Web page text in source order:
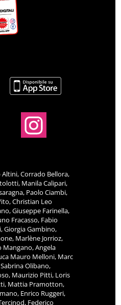
Altini, Corrado Bellora,
Manila Calipari,
Paolo Ciambi,
Christian Leo
Giuseppe Farinella,
Fracasso, Fabio
Giorgia Gambino,
Marlène Jorrioz,
Mangano, Angela
Mauro Melloni, Marc
Olibano,
Maurizio Pitti, Loris
Mattia Pramotton,
Enrico Ruggeri,
Federico